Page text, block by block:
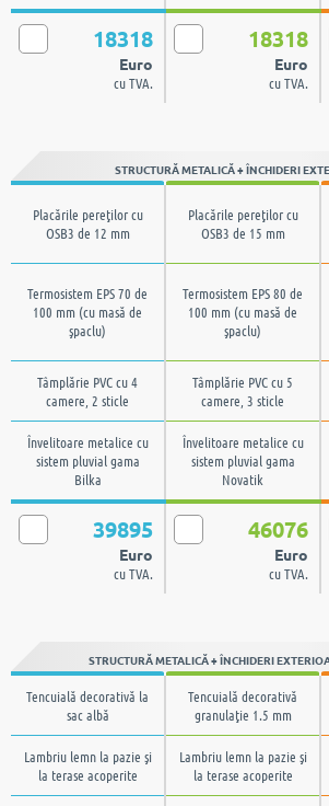
18318
Euro
cu TVA.
18318
Euro
cu TVA.
STRUCTURĂ METALICĂ + ÎNCHIDERI
Placările pereţilor cu
OSB3 de 12 mm
Placările pereţilor cu
OSB3 de 15 mm
Termosistem EPS 70 de
100 mm (cu masă de
şpaclu)
Termosistem EPS 80 de
100 mm (cu masă de
şpaclu)
Tâmplărie PVC cu 4
camere, 2 sticle
Tâmplărie PVC cu 5
camere, 3 sticle
Învelitoare metalice cu
sistem pluvial gama
Bilka
Învelitoare metalice cu
sistem pluvial gama
Novatik
39895
Euro
cu TVA.
46076
Euro
cu TVA.
STRUCTURĂ METALICĂ + ÎNCHIDERI
Tencuială decorativă la
sac albă
Tencuială decorativă
granulaţie 1.5 mm
Lambriu lemn la pazie şi
la terase acoperite
Lambriu lemn la pazie şi
la terase acoperite